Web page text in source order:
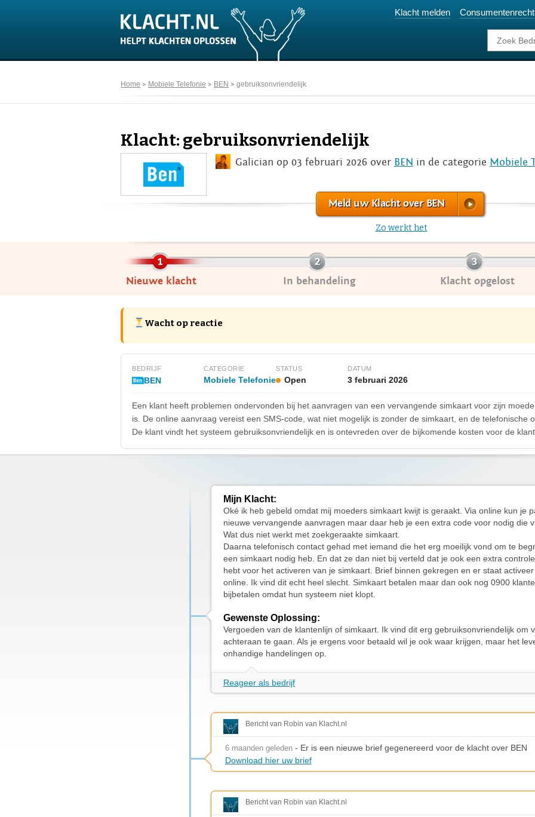
Klacht melden Consumentenrecht
Home Mobiele Telefonie BEN gebruiksonvriendelijk
Klacht: gebruiksonvriendelijk
Galician op 03 februari 2026 over BEN in de categorie Mobiele
Meld uw Klacht over BEN
Zo werkt het
Nieuwe klacht In behandeling Klacht opgelost
Wacht op reactie
BEDRIJF
BEN
CATEGORIE
Mobiele Telefonie
STATUS
Open
DATUM
3 februari 2026
Een klant heeft problemen ondervonden bij het aanvragen van een vervangende simkaart voor zijn
is. De online aanvraag vereist een SMS-code, wat niet mogelijk is zonder de simkaart, en de telefonische
De klant vindt het systeem gebruiksonvriendelijk en is ontevreden over de bijkomende kosten voor de
Mijn Klacht:
Oké ik heb gebeld omdat mij moeders simkaart kwijt is geraakt. Via online kun je
nieuwe vervangende aanvragen maar daar heb je een extra code voor nodig die
Wat dus niet werkt met zoekgeraakte simkaart.
Daarna telefonisch contact gehad met iemand die het erg moeilijk vond om te
een simkaart nodig heb. En dat ze dan niet bij verteld dat je ook een extra
hebt voor het activeren van je simkaart. Brief binnen gekregen en er staat
online. Ik vind dit echt heel slecht. Simkaart betalen maar dan ook nog 0900
bijbetalen omdat hun systeem niet klopt.
Gewenste Oplossing:
Vergoeden van de klantenlijn of simkaart. Ik vind dit erg gebruiksonvriendelijk om
achteraan te gaan. Als je ergens voor betaald wil je ook waar krijgen, maar het
onhandige handelingen op.
Reageer als bedrijf
Bericht van Robin van Klacht.nl
6 maanden geleden - Er is een nieuwe brief gegenereerd voor de klacht over BEN
Download hier uw brief
Bericht van Robin van Klacht.nl